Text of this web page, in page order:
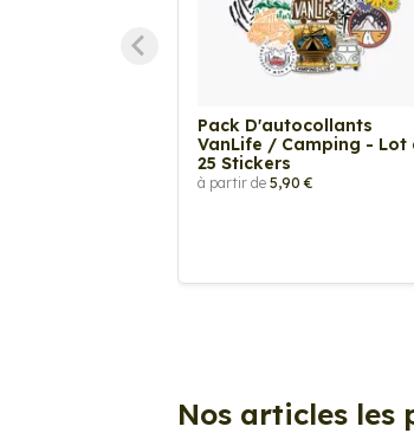
Pack D'autocollants
VanLife / Camping - Lot
25 Stickers
à partir de 5,90 €
Nos articles les